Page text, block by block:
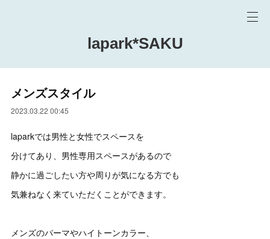
lapark*SAKU
メンズスタイル
2023.03.22 00:45
laparkでは男性と女性でスペースを
分けてあり、男性専用スペースがあるので
静かに過ごしたい方や周りが気になる方でも
気兼ねなく来ていただくことができます。
メンズのパーマやハイトーンカラー、